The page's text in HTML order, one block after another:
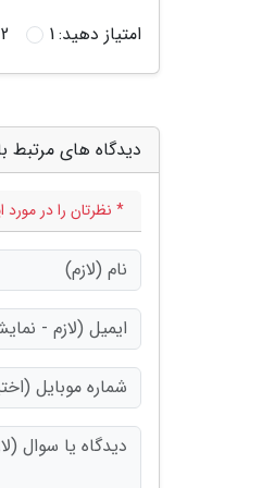
امتیاز دهید:1
2
دیدگاه های
* نظرتان را در مورد